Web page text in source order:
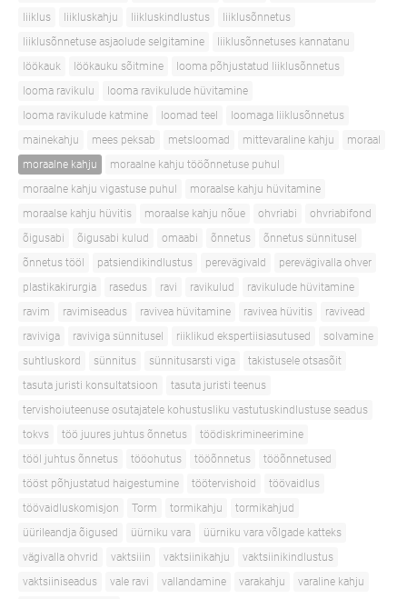
liiklus
liikluskahju liikluskindlustus
liiklusõnnetus
liiklusõnnetuse asjaolude selgitamine
liiklusõnnetuses kannatanu
löökauk
löökauku sõitmine
looma põhjustatud liiklusõnnetus
looma ravikulu
looma ravikulude hüvitamine
looma ravikulude katmine
loomad teel
loomaga liiklusõnnetus
mainekahju
mees peksab metsloomad mittevaraline kahju
moraal
moraalne kahju
moraalne kahju tööõnnetuse puhul
moraalne kahju vigastuse puhul
moraalse kahju hüvitamine
moraalse kahju hüvitis
moraalse kahju nõue ohvriabi
ohvriabifond
õigusabi
õigusabi kulud omaabi õnnetus
õnnetus sünnitusel
õnnetus tööl
patsiendikindlustus perevägivald
perevägivalla ohver
plastikakirurgia
rasedus ravi ravikulud
ravikulude hüvitamine
ravim
ravimiseadus ravivea hüvitamine ravivea hüvitis
ravivead
raviviga
raviviga sünnitusel riiklikud ekspertiisiasutused
solvamine
suhtluskord
sünnitus sünnitusarsti viga
takistusele otsasõit
tasuta juristi konsultatsioon
tasuta juristi teenus
tervishoiuteenuse osutajatele kohustusliku vastutuskindlustuse seadus
tokvs
töö juures juhtus õnnetus
töödiskrimineerimine
tööl juhtus õnnetus
tööohutus tööõnnetus
tööõnnetused
tööst põhjustatud haigestumine
töötervishoid
töövaidlus
töövaidluskomisjon
Torm tormikahju
tormikahjud
üürileandja õigused
üürniku vara
üürniku vara võlgade katteks
vägivalla ohvrid
vaktsiiin vaktsiinikahju
vaktsiinikindlustus
vaktsiiniseadus
vale ravi vallandamine varakahju
varaline kahju